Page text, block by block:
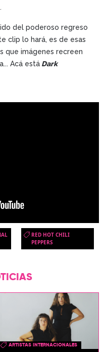
del poderoso regreso
clip lo hará, es de esas
que imágenes recreen
Acá está Dark
RED HOT CHILI
PEPPERS
ARTISTAS INTERNACIONALES